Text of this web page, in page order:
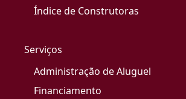
Índice de Construtoras
Serviços
Administração de Aluguel
Financiamento